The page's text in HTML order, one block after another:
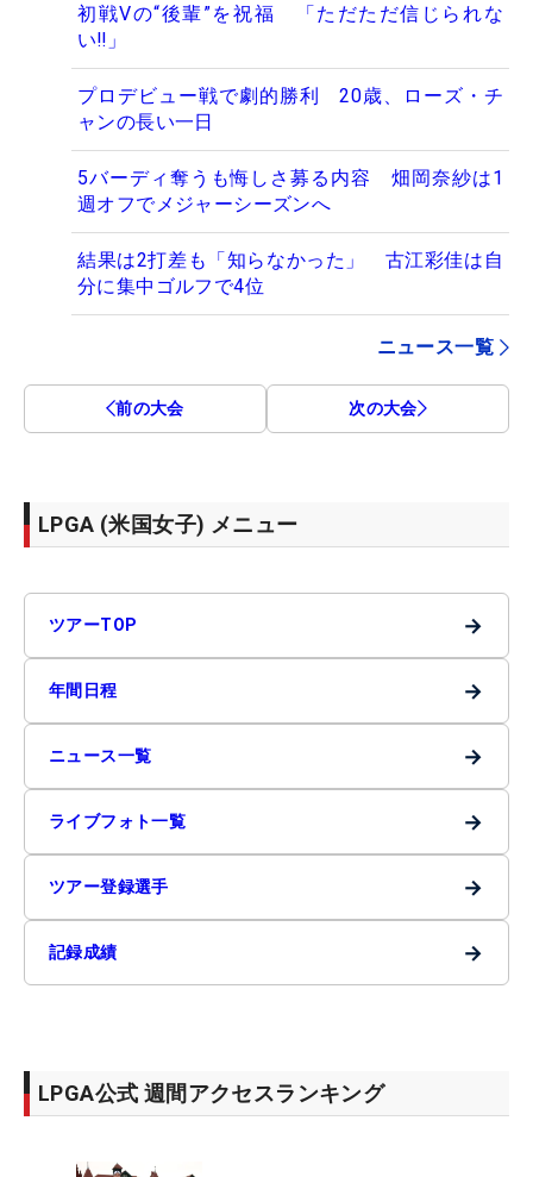
初戦Vの“後輩”を祝福 「ただただ信じられな
い‼」
プロデビュー戦で劇的勝利 20歳、ローズ・チ
ャンの長い一日
5バーディ奪うも悔しさ募る内容 畑岡奈紗は1
週オフでメジャーシーズンへ
結果は2打差も「知らなかった」 古江彩佳は自
分に集中ゴルフで4位
ニュース一覧
前の大会 次の大会
LPGA (米国女子) メニュー
ツアーTOP →
年間日程 →
ニュース一覧 →
ライブフォト一覧 →
ツアー登録選手 →
記録成績 →
LPGA公式 週間アクセスランキング